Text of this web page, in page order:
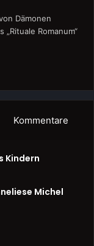
Dämonen
Romanum“
Kommentare
Kindern
Michel